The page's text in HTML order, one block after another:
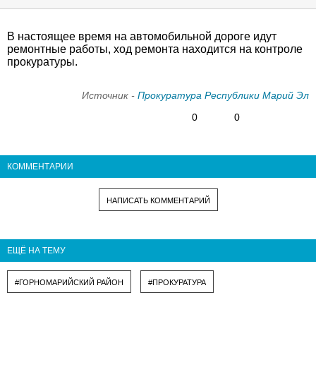
В настоящее время на автомобильной дороге идут
ремонтные работы, ход ремонта находится на контроле
прокуратуры.
Источник - Прокуратура Республики Марий Эл
0
0
КОММЕНТАРИИ
НАПИСАТЬ КОММЕНТАРИЙ
ЕЩЁ НА ТЕМУ
#ГОРНОМАРИЙСКИЙ РАЙОН #ПРОКУРАТУРА